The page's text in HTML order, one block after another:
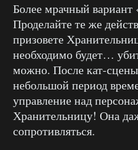
Более мрачный вариант
Проделайте те же
призовете
необходимо будет…
можно. После кат-
небольшой период
управление над
Хранительницу! Она
сопротивляться.